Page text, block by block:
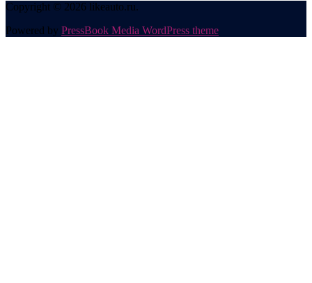
Copyright © 2026 likeauto.ru.
Powered by PressBook Media WordPress theme